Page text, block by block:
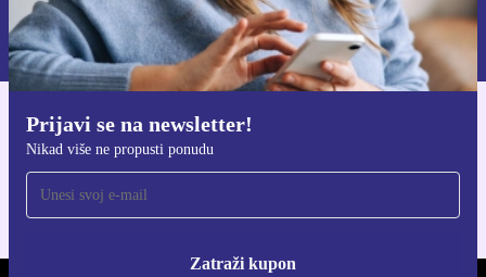
Prijavi se na newsletter!
Nikad više ne propusti ponudu
Zatraži kupon
Informacije o korištenju osobnih podataka možeš pronaći u našim
Pravilima privatnosti.
Preuzmi refurbed aplikaciju
Za iOS i Android